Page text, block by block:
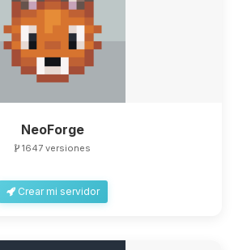
NeoForge
1647 versiones
Crear mi servidor